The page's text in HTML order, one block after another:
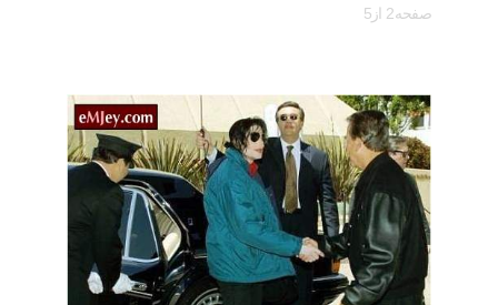
صفحه2 از5